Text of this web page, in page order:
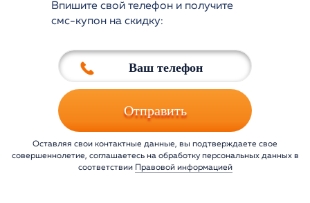
Впишите свой телефон и получите
смс-купон на скидку:
Отправить
Оставляя свои контактные данные, вы подтверждаете свое
совершеннолетие, соглашаетесь на обработку персональных данных в
соответствии Правовой информацией